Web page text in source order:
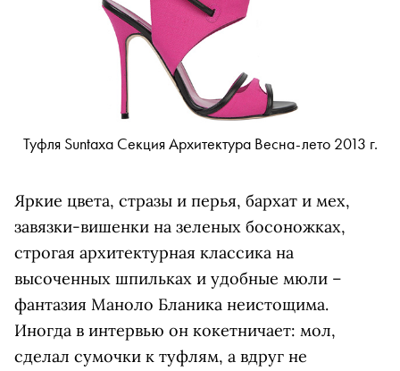
Туфля Suntaxa Секция Архитектура Весна-лето 2013 г.
Яркие цвета, стразы и перья, бархат и мех,
завязки-вишенки на зеленых босоножках,
строгая архитектурная классика на
высоченных шпильках и удобные мюли –
фантазия Маноло Бланика неистощима.
Иногда в интервью он кокетничает: мол,
сделал сумочки к туфлям, а вдруг не